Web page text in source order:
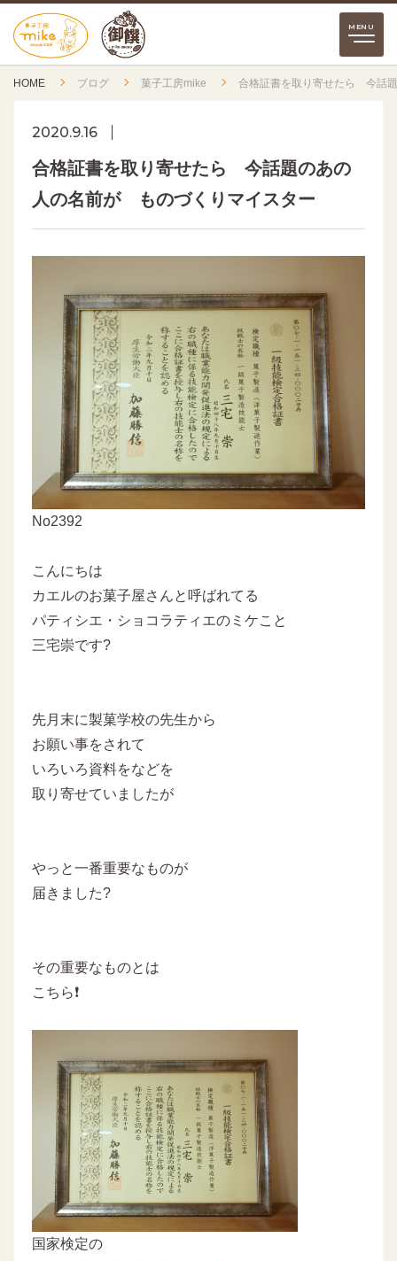
HOME ブログ 菓子工房mike 合格証書を取り寄せたら 今話
2020.9.16
合格証書を取り寄せたら 今話題のあの
人の名前が ものづくりマイスター
No2392
こんにちは
カエルのお菓子屋さんと呼ばれてる
パティシエ・ショコラティエのミケこと
三宅崇です?
先月末に製菓学校の先生から
お願い事をされて
いろいろ資料をなどを
取り寄せていましたが
やっと一番重要なものが
届きました?
その重要なものとは
こちら❗
国家検定の